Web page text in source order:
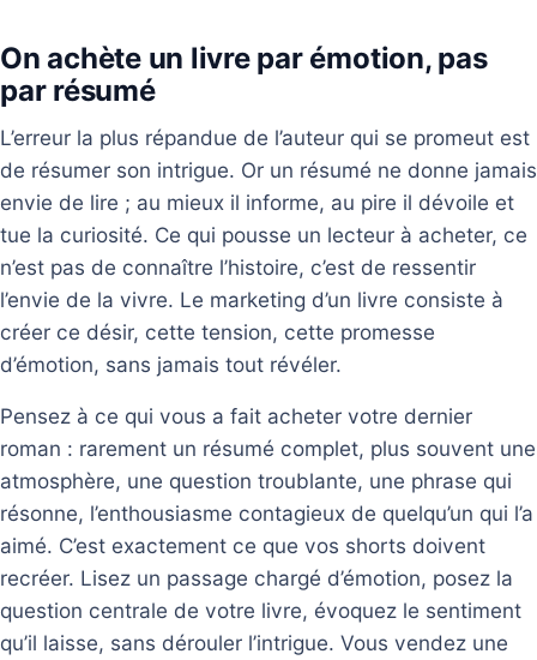
On achète un livre par émotion, pas
par résumé
L’erreur la plus répandue de l’auteur qui se promeut est
de résumer son intrigue. Or un résumé ne donne jamais
envie de lire ; au mieux il informe, au pire il dévoile et
tue la curiosité. Ce qui pousse un lecteur à acheter, ce
n’est pas de connaître l’histoire, c’est de ressentir
l’envie de la vivre. Le marketing d’un livre consiste à
créer ce désir, cette tension, cette promesse
d’émotion, sans jamais tout révéler.
Pensez à ce qui vous a fait acheter votre dernier
roman : rarement un résumé complet, plus souvent une
atmosphère, une question troublante, une phrase qui
résonne, l’enthousiasme contagieux de quelqu’un qui l’a
aimé. C’est exactement ce que vos shorts doivent
recréer. Lisez un passage chargé d’émotion, posez la
question centrale de votre livre, évoquez le sentiment
qu’il laisse, sans dérouler l’intrigue. Vous vendez une